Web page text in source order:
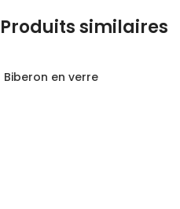
Produits similaires
Biberon en verre